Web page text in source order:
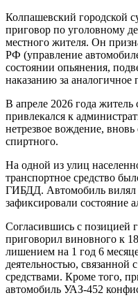
Колпашевский городской
приговор по уголовному
местного жителя. Он
РФ (управление
состоянии опьянения,
наказанию за аналогичное
В апреле 2026 года
привлекался к
нетрезвое вождение, вновь
спиртного.
На одной из улиц
транспортное средство
ГИБДД. Автомобиль
зафиксировали состояние
Согласившись с позицией
приговорил виновного к
лишением на 1 год 6
деятельностью,
средствами. Кроме того,
автомобиль УАЗ-452